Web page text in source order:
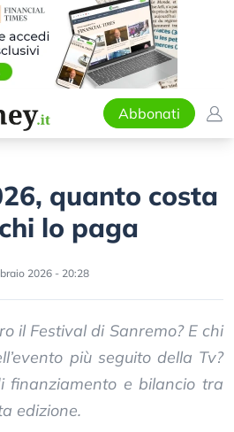
Abbonati
quanto costa
lo paga
2026 - 20:28
il Festival di Sanremo? E chi
più seguito della Tv?
finanziamento e bilancio tra
edizione.